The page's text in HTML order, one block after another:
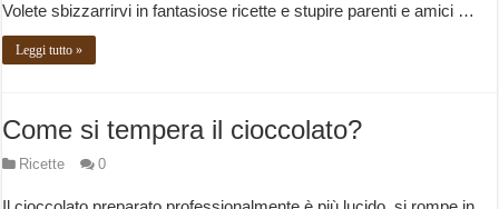
Volete sbizzarrirvi in fantasiose ricette e stupire parenti e amici …
Leggi tutto »
Come si tempera il cioccolato?
Ricette 0